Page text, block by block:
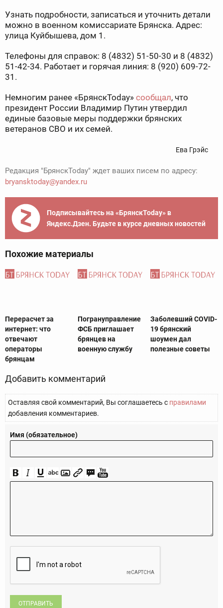
Узнать подробности, записаться и уточнить детали
можно в военном комиссариате Брянска. Адрес:
улица Куйбышева, дом 1.
Телефоны для справок: 8 (4832) 51-50-30 и 8 (4832)
51-42-34. Работает и горячая линия: 8 (920) 609-72-
31.
Немногим ранее «БрянскToday» сообщал, что
президент России Владимир Путин утвердил
единые базовые меры поддержки брянских
ветеранов СВО и их семей.
Ева Грэйс
Редакция "БрянскToday" ждет ваших писем по адресу:
bryansktoday@yandex.ru
Подписывайтесь на «БрянскToday» в
Яндекс.Дзен. Будьте в курсе дневных новостей
Похожие материалы
Перерасчет за
интернет: что
отвечают
операторы
брянцам
Погрануправление
ФСБ приглашает
брянцев на
военную службу
Заболевший COVID-
19 брянский
шоумен дал
полезные советы
Добавить комментарий
Оставляя свой комментарий, Вы соглашаетесь с правилами
добавления комментариев.
Имя (обязательное)
ОТПРАВИТЬ